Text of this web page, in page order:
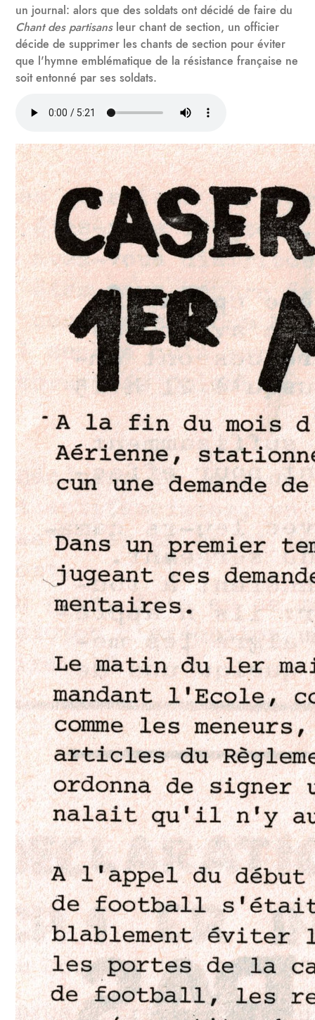
un journal: alors que des soldats ont décidé de faire du
Chant des partisansleur chant de section, un officier
décide de supprimer les chants de section pour éviter
que l'hymne emblématique de la résistance française ne
soit entonné par ses soldats.